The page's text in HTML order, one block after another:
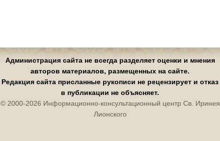
Администрация сайта не всегда разделяет оценки и мнения
авторов материалов, размещенных на сайте.
Редакция сайта присланные рукописи не рецензирует и отказ
в публикации не объясняет.
© 2000-2026 Информационно-консультационный центр Св. Иринея
Лионского